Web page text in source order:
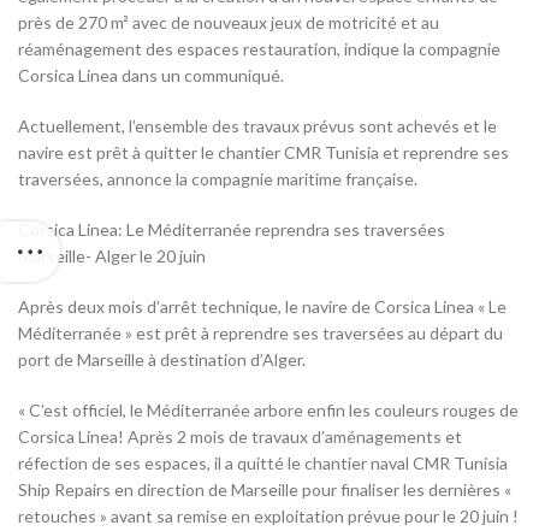
près de 270 m² avec de nouveaux jeux de motricité et au
réaménagement des espaces restauration, indique la compagnie
Corsica Linea dans un communiqué.
Actuellement, l’ensemble des travaux prévus sont achevés et le
navire est prêt à quitter le chantier CMR Tunisia et reprendre ses
traversées, annonce la compagnie maritime française.
Corsica Linea: Le Méditerranée reprendra ses traversées
Marseille- Alger le 20 juin
Après deux mois d’arrêt technique, le navire de Corsica Linea « Le
Méditerranée » est prêt à reprendre ses traversées au départ du
port de Marseille à destination d’Alger.
« C’est officiel, le Méditerranée arbore enfin les couleurs rouges de
Corsica Linea! Après 2 mois de travaux d’aménagements et
réfection de ses espaces, il a quitté le chantier naval CMR Tunisia
Ship Repairs en direction de Marseille pour finaliser les dernières «
retouches » avant sa remise en exploitation prévue pour le 20 juin !